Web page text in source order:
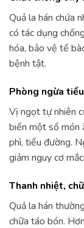
Quả la hán chứa
có tác dụng
hóa, bảo vệ tế
bệnh tật.
Phòng ngừa
Vị ngọt tự nhiên
biến một số món
phì, tiểu đường.
giảm nguy cơ
Thanh nhiệt,
Quả la hán
chữa táo bón.